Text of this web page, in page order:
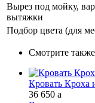
Вырез под мойку,
вытяжки
Подбор цвета (для
Смотрите также
Кровать Кроха
36 650 a